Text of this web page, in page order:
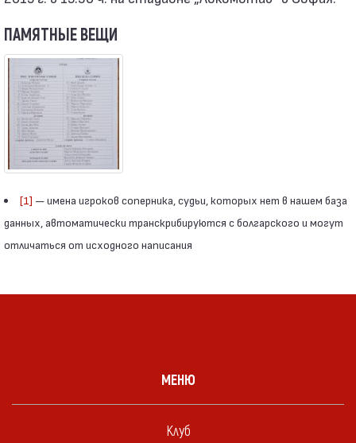
ПАМЯТНЫЕ ВЕЩИ
[1] — имена игроков соперника, судьи, которых нет в нашем база
данных, автоматически транскрибируются с болгарского и могут
отличаться от исходного написания
МЕНЮ
Клуб